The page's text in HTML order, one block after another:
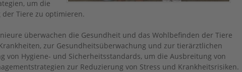
um die
Tiere zu optimieren.
überwachen die Gesundheit und das Wohlbefinden der Tiere
zur Gesundheitsüberwachung und zur tierärztlichen
von Hygiene- und Sicherheitsstandards, um die Ausbreitung von
zur Reduzierung von Stress und Krankheitsrisiken.